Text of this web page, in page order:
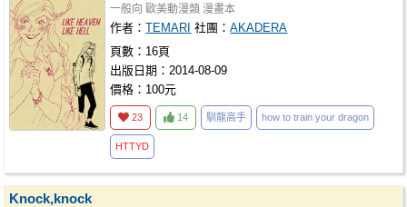
一般向 歐美動漫類 漫畫本
作者：TEMARI 社團：AKADERA
頁數：16頁
出版日期：2014-08-09
價格：100元
23 14 馴龍高手 how to train your dragon
HTTYD
Knock,knock